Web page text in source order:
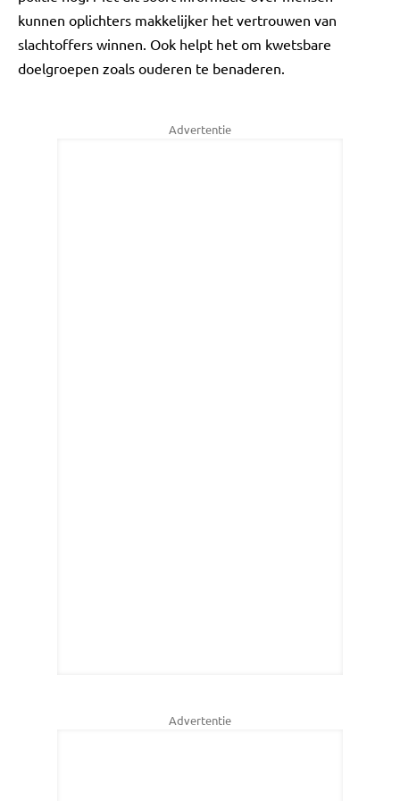
kunnen oplichters makkelijker het vertrouwen van
slachtoffers winnen. Ook helpt het om kwetsbare
doelgroepen zoals ouderen te benaderen.
Advertentie
Advertentie